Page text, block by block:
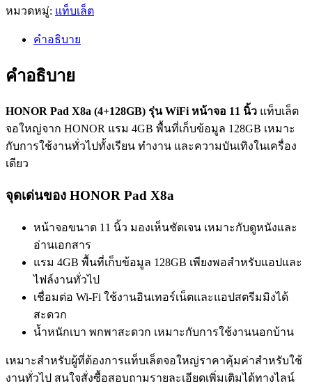
หมวดหมู่: แท็บเล็ต
คำอธิบาย
คำอธิบาย
HONOR Pad X8a (4+128GB) รุ่น WiFi หน้าจอ 11 นิ้ว แท็บเล็ต
จอใหญ่จาก HONOR แรม 4GB พื้นที่เก็บข้อมูล 128GB เหมาะ
กับการใช้งานทั่วไปทั้งเรียน ทำงาน และความบันเทิงในเครื่อง
เดียว
จุดเด่นของ HONOR Pad X8a
หน้าจอขนาด 11 นิ้ว มองเห็นชัดเจน เหมาะกับดูหนังและ
อ่านเอกสาร
แรม 4GB พื้นที่เก็บข้อมูล 128GB เพียงพอสำหรับแอปและ
ไฟล์งานทั่วไป
เชื่อมต่อ Wi-Fi ใช้งานอินเทอร์เน็ตและแอปสตรีมมิงได้
สะดวก
น้ำหนักเบา พกพาสะดวก เหมาะกับการใช้งานนอกบ้าน
เหมาะสำหรับผู้ที่ต้องการแท็บเล็ตจอใหญ่ราคาคุ้มค่าสำหรับใช้
งานทั่วไป สนใจสั่งซื้อสอบถามรายละเอียดเพิ่มเติมได้ทางไลน์